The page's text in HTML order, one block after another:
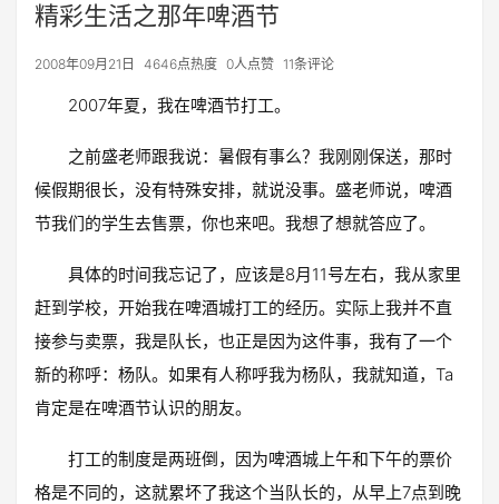
精彩生活之那年啤酒节
2008年09月21日 4646点热度 0人点赞 11条评论
2007年夏，我在啤酒节打工。
之前盛老师跟我说：暑假有事么？我刚刚保送，那时
候假期很长，没有特殊安排，就说没事。盛老师说，啤酒
节我们的学生去售票，你也来吧。我想了想就答应了。
具体的时间我忘记了，应该是8月11号左右，我从家里
赶到学校，开始我在啤酒城打工的经历。实际上我并不直
接参与卖票，我是队长，也正是因为这件事，我有了一个
新的称呼：杨队。如果有人称呼我为杨队，我就知道，Ta
肯定是在啤酒节认识的朋友。
打工的制度是两班倒，因为啤酒城上午和下午的票价
格是不同的，这就累坏了我这个当队长的，从早上7点到晚